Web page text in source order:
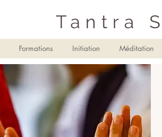
Tantra
Formations Initiation Méditation